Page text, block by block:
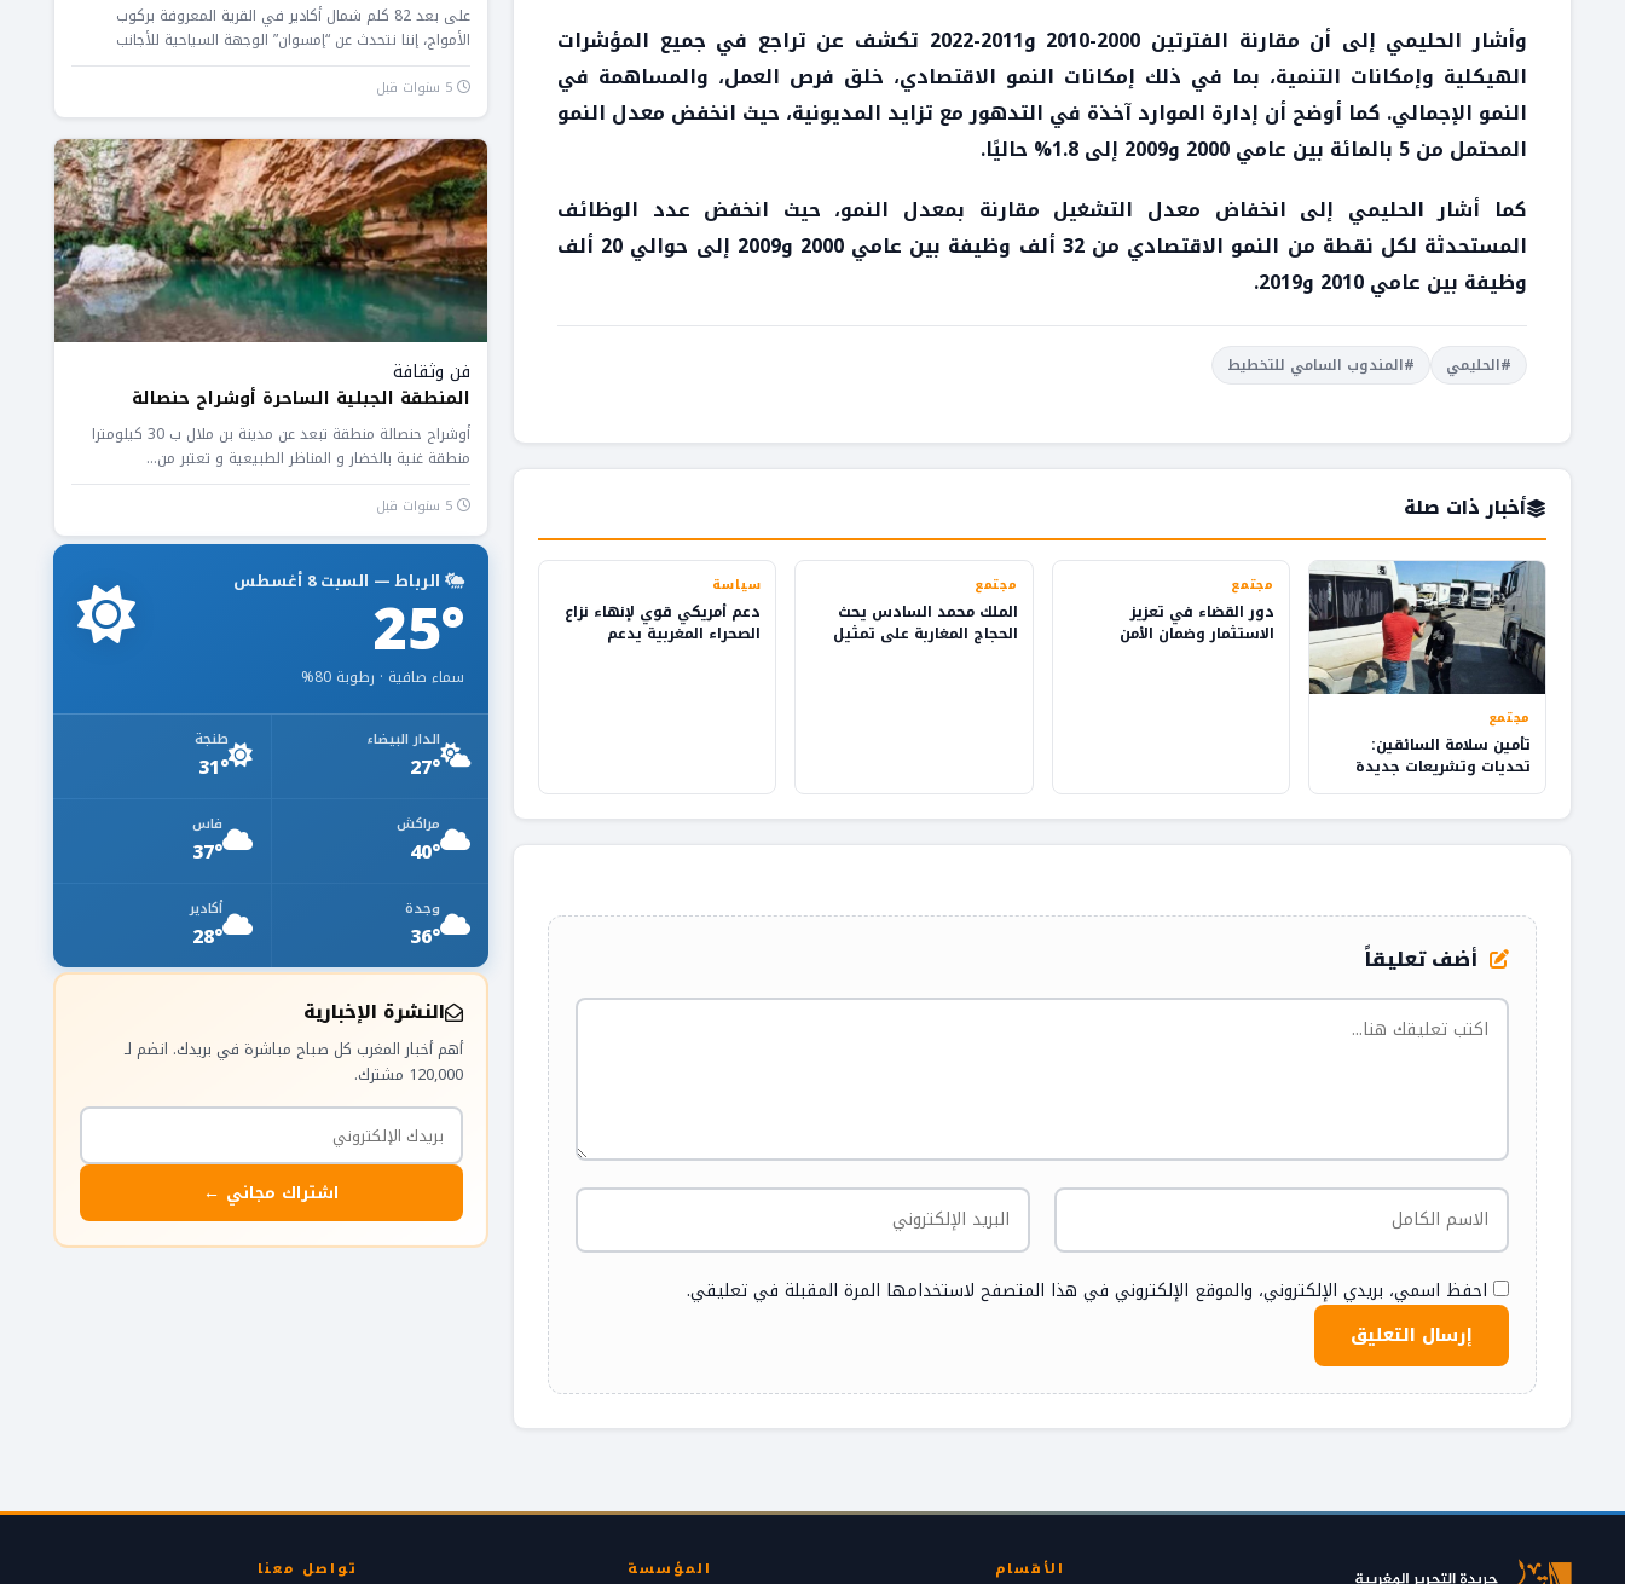
وأشار الحليمي إلى أن مقارنة الفترتين 2000-2010 و2011-2022 تكشف عن تراجع في جميع المؤشرات
الهيكلية وإمكانات التنمية، بما في ذلك إمكانات النمو الاقتصادي، خلق فرص العمل، والمساهمة في
النمو الإجمالي. كما أوضح أن إدارة الموارد آخذة في التدهور مع تزايد المديونية، حيث انخفض معدل النمو
المحتمل من 5 بالمائة بين عامي 2000 و2009 إلى 1.8% حاليًا.
كما أشار الحليمي إلى انخفاض معدل التشغيل مقارنة بمعدل النمو، حيث انخفض عدد الوظائف
المستحدثة لكل نقطة من النمو الاقتصادي من 32 ألف وظيفة بين عامي 2000 و2009 إلى حوالي 20 ألف
وظيفة بين عامي 2010 و2019.
#الحليمي #المندوب السامي للتخطيط
أخبار ذات صلة
مجتمع
تأمين سلامة السائقين:
تحديات وتشريعات جديدة
مجتمع
دور القضاء في تعزيز
الاستثمار وضمان الأمن
مجتمع
الملك محمد السادس يحث
الحجاج المغاربة على تمثيل
سياسة
دعم أمريكي قوي لإنهاء نزاع
الصحراء المغربية يدعم
أضف تعليقاً
احفظ اسمي، بريدي الإلكتروني، والموقع الإلكتروني في هذا المتصفح لاستخدامها المرة المقبلة في تعليقي.
على بعد 82 كلم شمال أكادير في القرية المعروفة بركوب
الأمواج، إننا نتحدث عن “إمسوان” الوجهة السياحية للأجانب
والمغاربة، حيث...
فن وثقافة
المنطقة الجبلية الساحرة أوشراح حنصالة
أوشراح حنصالة منطقة تبعد عن مدينة بن ملال ب 30 كيلومترا
منطقة غنية بالخضار و المناظر الطبيعية و تعتبر من...
الرباط — السبت 8 أغسطس
25°
سماء صافية · رطوبة 80%
الدار البيضاء
27°
طنجة
31°
مراكش
40°
فاس
37°
وجدة
36°
أكادير
28°
النشرة الإخبارية
أهم أخبار المغرب كل صباح مباشرة في بريدك. انضم لـ
120,000 مشترك.
اشتراك مجاني ←
الأقسام المؤسسة تواصل معنا